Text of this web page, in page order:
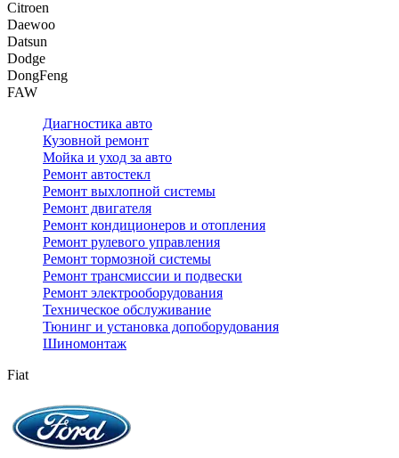
Citroen
Daewoo
Datsun
Dodge
DongFeng
FAW
Диагностика авто
Кузовной ремонт
Мойка и уход за авто
Ремонт автостекл
Ремонт выхлопной системы
Ремонт двигателя
Ремонт кондиционеров и отопления
Ремонт рулевого управления
Ремонт тормозной системы
Ремонт трансмиссии и подвески
Ремонт электрооборудования
Техническое обслуживание
Тюнинг и установка допоборудования
Шиномонтаж
Fiat